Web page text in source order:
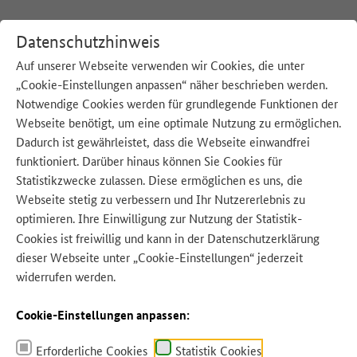
Datenschutzhinweis
Auf unserer Webseite verwenden wir Cookies, die unter
„Cookie-Einstellungen anpassen“ näher beschrieben werden.
Notwendige Cookies werden für grundlegende Funktionen der
Webseite benötigt, um eine optimale Nutzung zu ermöglichen.
Dadurch ist gewährleistet, dass die Webseite einwandfrei
funktioniert. Darüber hinaus können Sie Cookies für
Statistikzwecke zulassen. Diese ermöglichen es uns, die
Webseite stetig zu verbessern und Ihr Nutzererlebnis zu
optimieren. Ihre Einwilligung zur Nutzung der Statistik-
Cookies ist freiwillig und kann in der Datenschutzerklärung
dieser Webseite unter „Cookie-Einstellungen“ jederzeit
widerrufen werden.
Cookie-Einstellungen anpassen:
Erforderliche Cookies Statistik Cookies
:Startseite Blog